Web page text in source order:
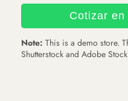
una
modal
Cotizar en
Note: This is a demo store.
Shutterstock and Adobe